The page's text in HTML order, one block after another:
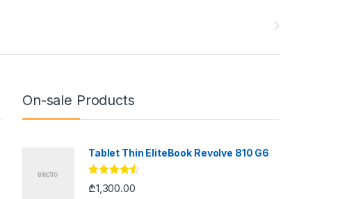
On-sale Products
Tablet Thin EliteBook Revolve 810 G6
შეფასება
4.33, 5-
₾1,300.00